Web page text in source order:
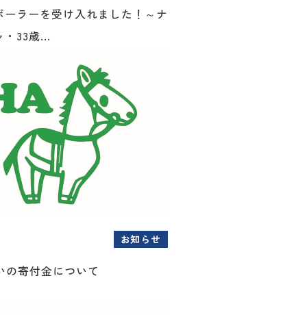
ーラーを受け入れました！～ナ
・33歳...
お知らせ
の寄付金について